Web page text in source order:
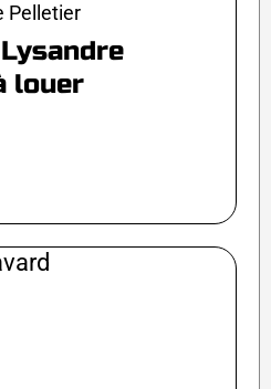
Pelletier
louer